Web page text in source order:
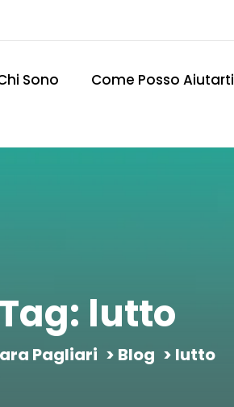
Sono Come Posso Aiutarti
Tag: lutto
Pagliari > Blog > lutto